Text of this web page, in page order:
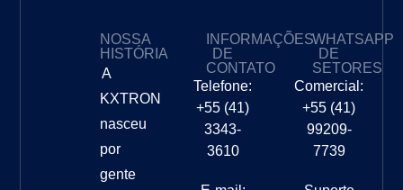
NOSSA
HISTÓRIA
A
KXTRON
nasceu
por
gente
INFORMAÇÕES
DE
CONTATO
Telefone:
+55 (41)
3343-
3610
WHATSAPP
DE
SETORES
Comercial:
+55 (41)
99209-
7739